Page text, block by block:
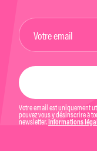
Votre email est uniquement
pouvez vous y désinscrire à
newsletter. Informations